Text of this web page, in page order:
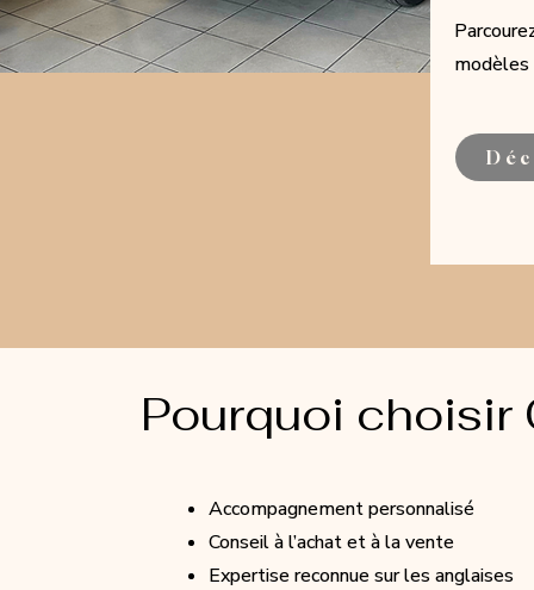
modèles
Pourquoi choisir
Accompagnement personnalisé
Conseil à l’achat et à la vente
Expertise reconnue sur les anglaises